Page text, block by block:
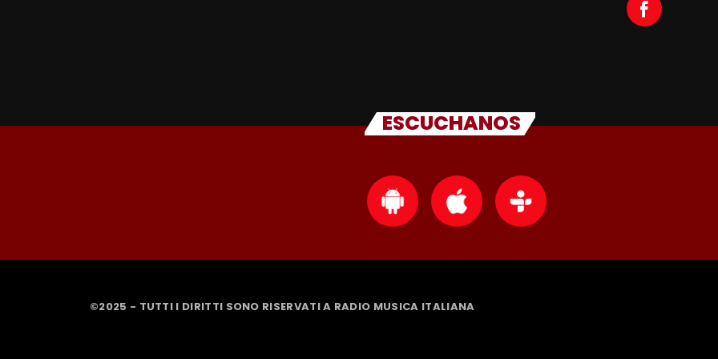
ESCUCHANOS
©2025 - TUTTI I DIRITTI SONO RISERVATI A RADIO MUSICA ITALIANA